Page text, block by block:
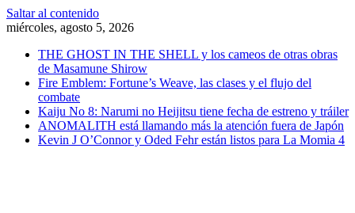
Saltar al contenido
miércoles, agosto 5, 2026
THE GHOST IN THE SHELL y los cameos de otras obras
de Masamune Shirow
Fire Emblem: Fortune’s Weave, las clases y el flujo del
combate
Kaiju No 8: Narumi no Heijitsu tiene fecha de estreno y tráiler
ANOMALITH está llamando más la atención fuera de Japón
Kevin J O’Connor y Oded Fehr están listos para La Momia 4